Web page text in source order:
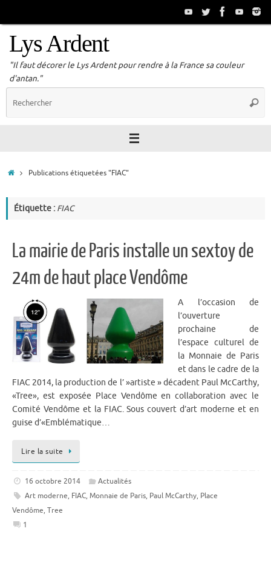
Lys Ardent
"Il faut décorer le Lys Ardent pour rendre à la France sa couleur
d'antan."
AccueilPublications étiquetées "FIAC"
Étiquette : FIAC
La mairie de Paris installe un sextoy de
24m de haut place Vendôme
A l’occasion de
l’ouverture
prochaine de
l’espace culturel de
la Monnaie de Paris
et dans le cadre de la
FIAC 2014, la production de l’ »artiste » décadent Paul McCarthy,
«Tree», est exposée Place Vendôme en collaboration avec le
Comité Vendôme et la FIAC. Sous couvert d’art moderne et en
guise d’«Emblématique…
Lire la suite
16 octobre 2014
Actualités
Art moderne, FIAC, Monnaie de Paris, Paul McCarthy, Place
Vendôme, Tree
1